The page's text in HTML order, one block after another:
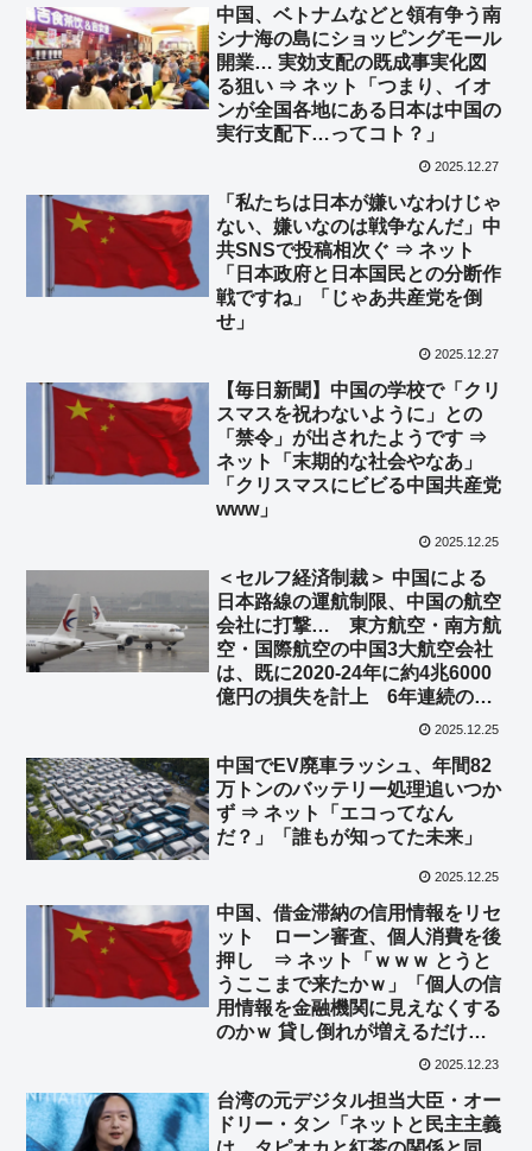
中国、ベトナムなどと領有争う南
シナ海の島にショッピングモール
開業… 実効支配の既成事実化図
る狙い ⇒ ネット「つまり、イオ
ンが全国各地にある日本は中国の
実行支配下…ってコト？」
2025.12.27
「私たちは日本が嫌いなわけじゃ
ない、嫌いなのは戦争なんだ」中
共SNSで投稿相次ぐ ⇒ ネット
「日本政府と日本国民との分断作
戦ですね」「じゃあ共産党を倒
せ」
2025.12.27
【毎日新聞】中国の学校で「クリ
スマスを祝わないように」との
「禁令」が出されたようです ⇒
ネット「末期的な社会やなあ」
「クリスマスにビビる中国共産党
www」
2025.12.25
＜セルフ経済制裁＞ 中国による
日本路線の運航制限、中国の航空
会社に打撃… 東方航空・南方航
空・国際航空の中国3大航空会社
は、既に2020-24年に約4兆6000
億円の損失を計上 6年連続の赤
字がほぼ確定 ⇒ ネット「高市関
2025.12.25
中国でEV廃車ラッシュ、年間82
万トンのバッテリー処理追いつか
ず ⇒ ネット「エコってなん
だ？」「誰もが知ってた未来」
2025.12.25
中国、借金滞納の信用情報をリセ
ット ローン審査、個人消費を後
押し ⇒ ネット「ｗｗｗ とうと
うここまで来たかｗ」「個人の信
用情報を金融機関に見えなくする
のかｗ 貸し倒れが増えるだけで
2025.12.23
台湾の元デジタル担当大臣・オー
ドリー・タン「ネットと民主主義